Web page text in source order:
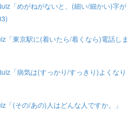
「めがねがないと、(細い/細かい)字が
「東京駅に(着いたら/着くなら)電話しま
「病気は(すっかり/すっきり)よくなり
「(その/あの)人はどんな人ですか。」